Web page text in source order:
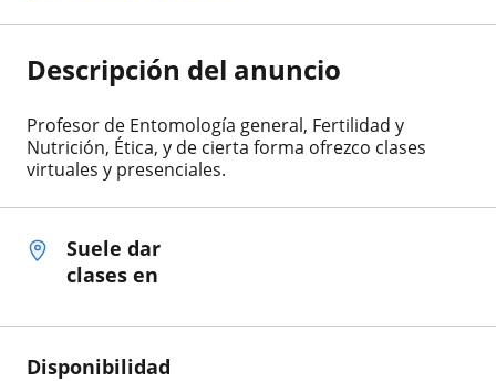
Suele dar
clases en
Disponibilidad
Descripción del anuncio
Profesor de Entomología general, Fertilidad y
Nutrición, Ética, y de cierta forma ofrezco clases
virtuales y presenciales.